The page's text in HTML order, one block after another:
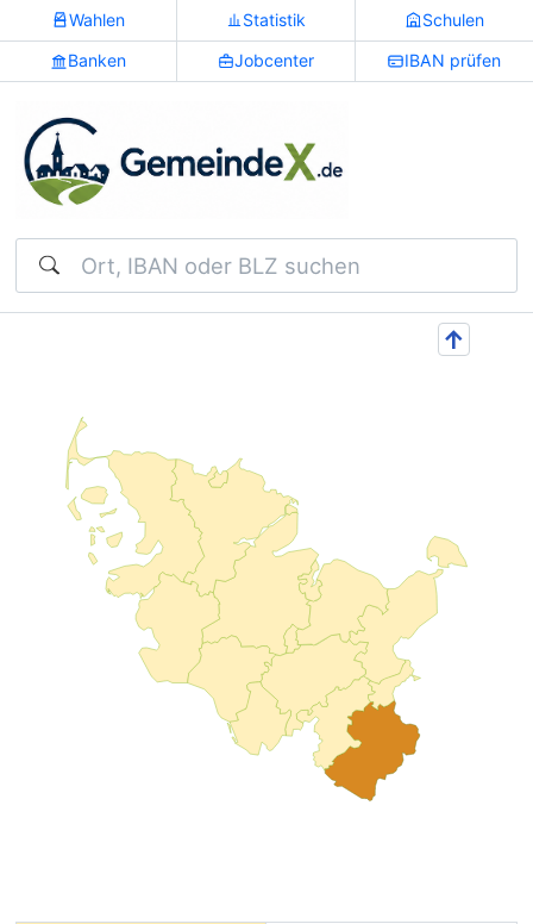
Wahlen Statistik Schulen
Banken Jobcenter IBAN prüfen
Suchen
↑